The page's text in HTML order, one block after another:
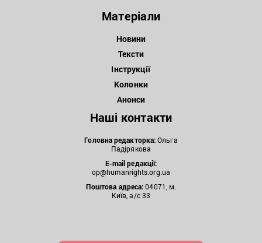
Матеріали
Новини
Тексти
Інструкції
Колонки
Анонси
Наші контакти
Головна редакторка:Ольга
Падірякова
E-mail редакції:
op@humanrights.org.ua
Поштова адреса:04071, м.
Київ, а/с 33